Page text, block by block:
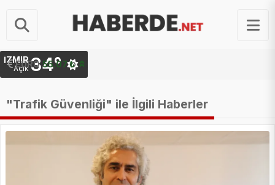
STERLIN 64.22 ₺
İZMIR
Açık34°
"Trafik Güvenliği" ile İlgili Haberler